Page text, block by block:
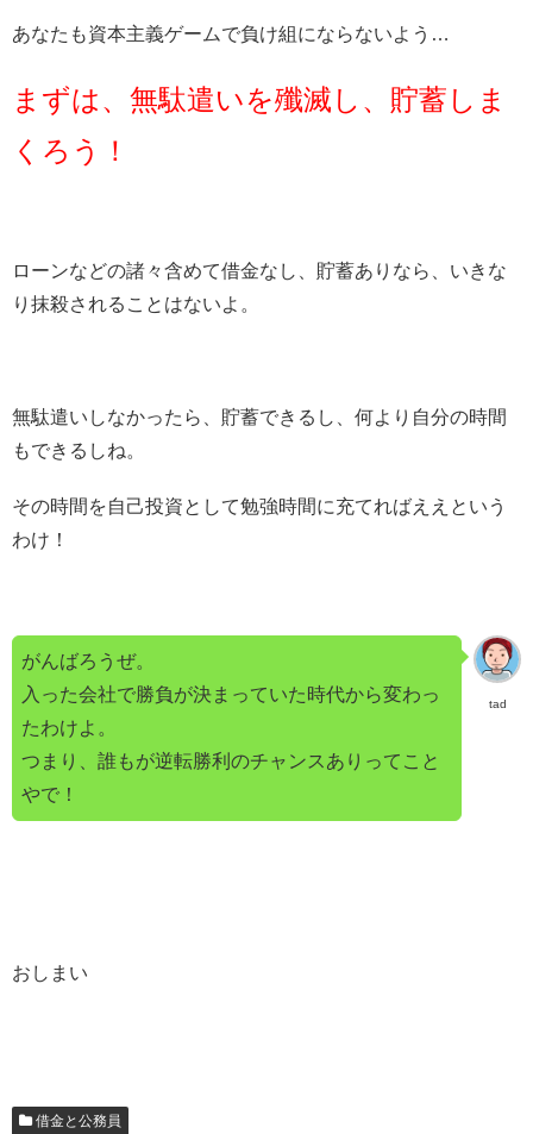
あなたも資本主義ゲームで負け組にならないよう…
まずは、無駄遣いを殲滅し、貯蓄しま
くろう！
ローンなどの諸々含めて借金なし、貯蓄ありなら、いきな
り抹殺されることはないよ。
無駄遣いしなかったら、貯蓄できるし、何より自分の時間
もできるしね。
その時間を自己投資として勉強時間に充てればええという
わけ！
tad
がんばろうぜ。
入った会社で勝負が決まっていた時代から変わっ
たわけよ。
つまり、誰もが逆転勝利のチャンスありってこと
やで！
おしまい
借金と公務員